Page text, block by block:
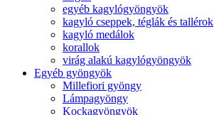
egyéb kagylógyöngyök
kagyló cseppek, téglák és tallérok
kagyló medálok
korallok
virág alakú kagylógyöngyök
Egyéb gyöngyök
Millefiori gyöngy
Lámpagyöngy
Kockagyöngyök